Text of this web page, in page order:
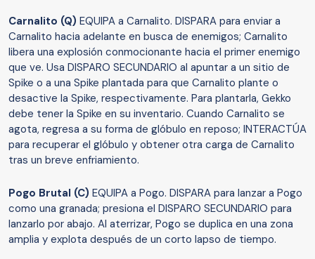
Carnalito (Q) EQUIPA a Carnalito. DISPARA para enviar a
Carnalito hacia adelante en busca de enemigos; Carnalito
libera una explosión conmocionante hacia el primer enemigo
que ve. Usa DISPARO SECUNDARIO al apuntar a un sitio de
Spike o a una Spike plantada para que Carnalito plante o
desactive la Spike, respectivamente. Para plantarla, Gekko
debe tener la Spike en su inventario. Cuando Carnalito se
agota, regresa a su forma de glóbulo en reposo; INTERACTÚA
para recuperar el glóbulo y obtener otra carga de Carnalito
tras un breve enfriamiento.
Pogo Brutal (C) EQUIPA a Pogo. DISPARA para lanzar a Pogo
como una granada; presiona el DISPARO SECUNDARIO para
lanzarlo por abajo. Al aterrizar, Pogo se duplica en una zona
amplia y explota después de un corto lapso de tiempo.